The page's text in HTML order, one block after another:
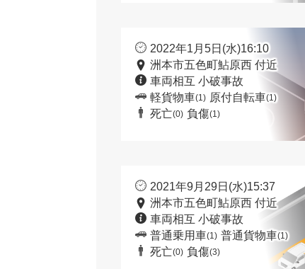
2022年1月5日(水)16:10
洲本市五色町鮎原西 付近
車両相互 小破事故
軽貨物車(1) 原付自転車(1)
死亡(0) 負傷(1)
2021年9月29日(水)15:37
洲本市五色町鮎原西 付近
車両相互 小破事故
普通乗用車(1) 普通貨物車(1)
死亡(0) 負傷(3)